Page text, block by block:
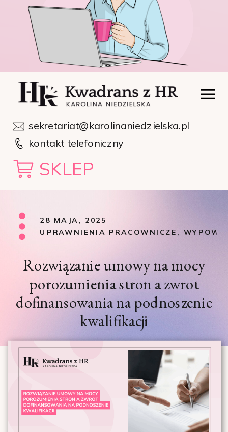
sekretariat@karolinaniedzielska.pl
kontakt telefoniczny
SKLEP
Rozwiązanie umowy na mocy
porozumienia stron a zwrot
dofinansowania na podnoszenie
kwalifikacji
UPRAWNIENIA PRACOWNICZE ,
28 MAJA, 2025